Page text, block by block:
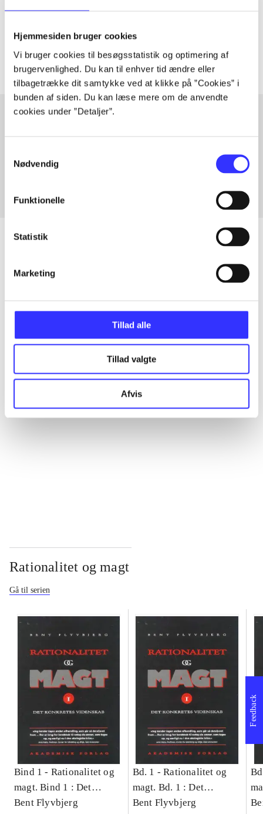
Hjemmesiden bruger cookies
Vi bruger cookies til besøgsstatistik og optimering af
brugervenlighed. Du kan til enhver tid ændre eller
tilbagetrække dit samtykke ved at klikke på ”Cookies” i
bunden af siden. Du kan læse mere om de anvendte
cookies under ”Detaljer”.
Nødvendig
Funktionelle
Statistik
Marketing
Tillad alle
Tillad valgte
Afvis
Artiklerne i handler ofte om
Fra
Artikler
Rationalitet og magt
Gå til serien
Bind 1 - Rationalitet og
magt. Bind 1 : Det
konkretes videnskab
Bent Flyvbjerg
Bd. 1 -Rationalitet og
magt. Bd. 1 : Det
konkretes videnskab
Bent Flyvbjerg
Feedback